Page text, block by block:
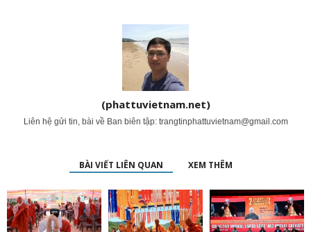
(phattuvietnam.net)
Liên hệ gửi tin, bài về Ban biên tập: trangtinphattuvietnam@gmail.com
BÀI VIẾT LIÊN QUAN XEM THÊM